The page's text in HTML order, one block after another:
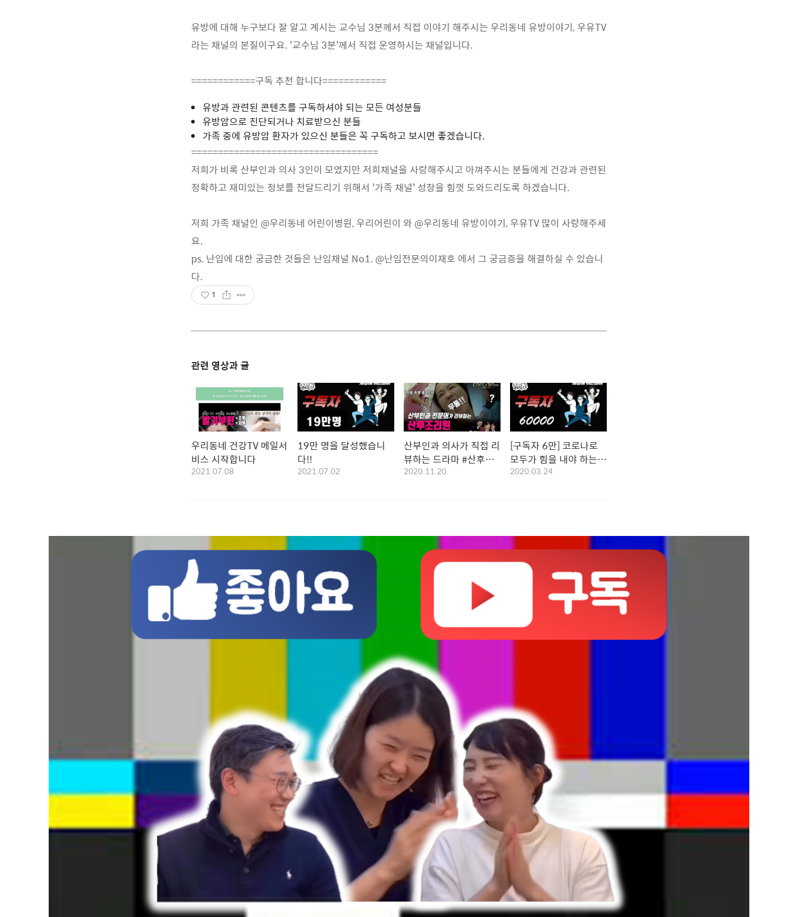
유방에 대해 누구보다 잘 알고 계시는 교수님 3분께서 직접 이야기 해주시는 우리동네 유방이야기, 우유TV
라는 채널의 본질이구요. '교수님 3분'께서 직접 운영하시는 채널입니다.
============구독 추천 합니다============
유방과 관련된 콘텐츠를 구독하셔야 되는 모든 여성분들
유방암으로 진단되거나 치료받으신 분들
가족 중에 유방암 환자가 있으신 분들은 꼭 구독하고 보시면 좋겠습니다.
===================================
저희가 비록 산부인과 의사 3인이 모였지만 저희채널을 사랑해주시고 아껴주시는 분들에게 건강과 관련된
정확하고 재미있는 정보를 전달드리기 위해서 '가족 채널' 성장을 힘껏 도와드리도록 하겠습니다.
저희 가족 채널인 @우리동네 어린이병원, 우리어린이 와 @우리동네 유방이야기, 우유TV 많이 사랑해주세
요.
ps. 난임에 대한 궁금한 것들은 난임채널 No1. @난임전문의이재호 에서 그 궁금증을 해결하실 수 있습니
다.
1
관련 영상과 글
우리동네 건강TV 메일서
비스 시작합니다
2021.07.08
19만 명을 달성했습니
다!!
2021.07.02
산부인과 의사가 직접 리
뷰하는 드라마 #산후조
리원
2020.11.20
[구독자 6만] 코로나로
모두가 힘을 내야 하는
이 시점
2020.03.24